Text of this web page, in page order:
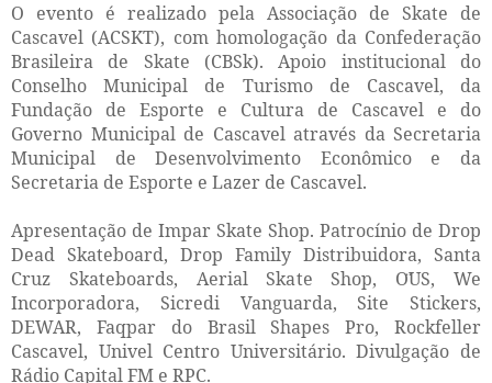
O evento é realizado pela Associação de Skate de
Cascavel (ACSKT), com homologação da Confederação
Brasileira de Skate (CBSk). Apoio institucional do
Conselho Municipal de Turismo de Cascavel, da
Fundação de Esporte e Cultura de Cascavel e do
Governo Municipal de Cascavel através da Secretaria
Municipal de Desenvolvimento Econômico e da
Secretaria de Esporte e Lazer de Cascavel.
Apresentação de Impar Skate Shop. Patrocínio de Drop
Dead Skateboard, Drop Family Distribuidora, Santa
Cruz Skateboards, Aerial Skate Shop, OUS, We
Incorporadora, Sicredi Vanguarda, Site Stickers,
DEWAR, Faqpar do Brasil Shapes Pro, Rockfeller
Cascavel, Univel Centro Universitário. Divulgação de
Rádio Capital FM e RPC.